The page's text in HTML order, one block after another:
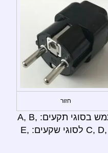
חזור
מתאם זה מאפשר לך להשתמש בסוגי תקעים: A, B,
C, D, E, F, G, H, I, J, K, L, M, N לסוגי שקעים: E,